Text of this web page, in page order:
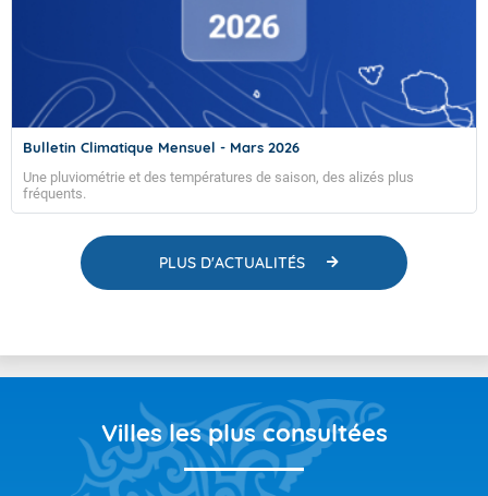
Bulletin Climatique Mensuel - Mars 2026
Une pluviométrie et des températures de saison, des alizés plus
fréquents.
PLUS D'ACTUALITÉS
Villes les plus consultées